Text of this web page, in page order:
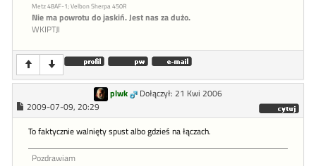
Metz 48AF-1; Velbon Sherpa 450R
Nie ma powrotu do jaskiń. Jest nas za dużo.
WKIPTJI
plwk
Dołączył: 21 Kwi 2006
2009-07-09, 20:29
To faktycznie walnięty spust albo gdzieś na łączach.
Pozdrawiam